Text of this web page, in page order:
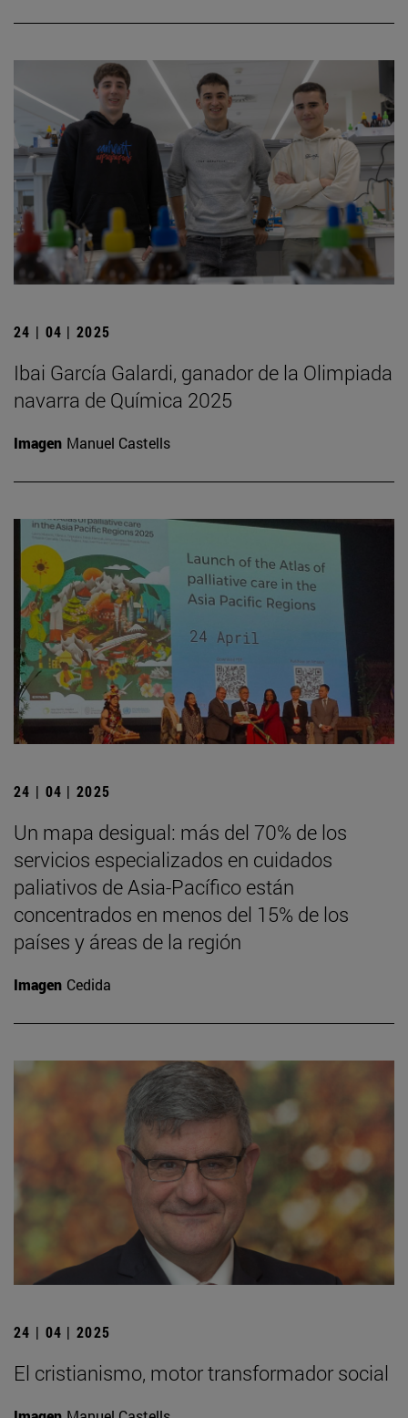
24 | 04 | 2025
Ibai García Galardi, ganador de la Olimpiada
navarra de Química 2025
Imagen Manuel Castells
24 | 04 | 2025
Un mapa desigual: más del 70% de los
servicios especializados en cuidados
paliativos de Asia-Pacífico están
concentrados en menos del 15% de los
países y áreas de la región
Imagen Cedida
24 | 04 | 2025
El cristianismo, motor transformador social